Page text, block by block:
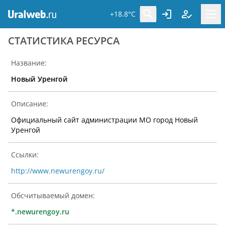
+18.8°C
CТАТИСТИКА РЕСУРСА
Название:
Новый Уренгой
Описание:
Официальный сайт администрации МО город Новый
Уренгой
Ссылки:
http://www.newurengoy.ru/
Обсчитываемый домен:
*.newurengoy.ru